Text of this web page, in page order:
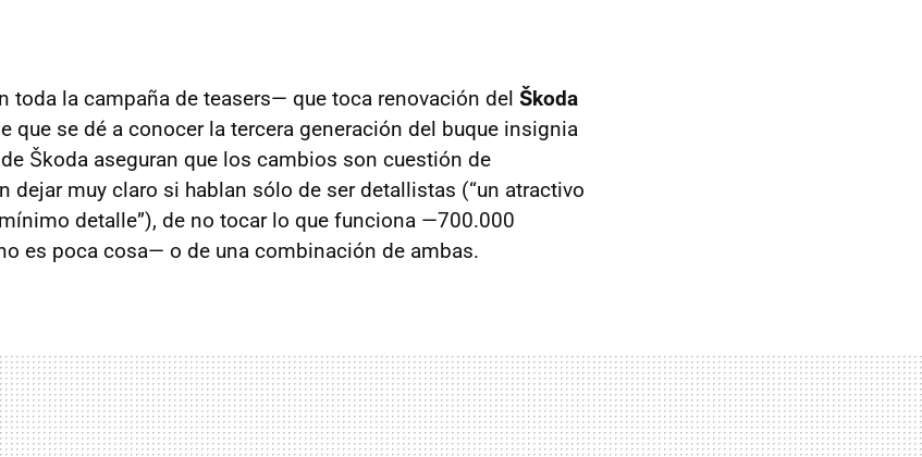
toda la campaña de teasers— que toca renovación del Škoda
que se dé a conocer la tercera generación del buque insignia
Škoda aseguran que los cambios son cuestión de
dejar muy claro si hablan sólo de ser detallistas (“un atractivo
detalle”), de no tocar lo que funciona —700.000
es poca cosa— o de una combinación de ambas.